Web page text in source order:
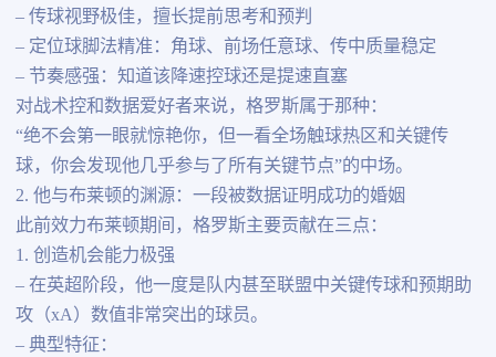
– 传球视野极佳，擅长提前思考和预判
– 定位球脚法精准：角球、前场任意球、传中质量稳定
– 节奏感强：知道该降速控球还是提速直塞
对战术控和数据爱好者来说，格罗斯属于那种：
“绝不会第一眼就惊艳你，但一看全场触球热区和关键传
球，你会发现他几乎参与了所有关键节点”的中场。
2. 他与布莱顿的渊源：一段被数据证明成功的婚姻
此前效力布莱顿期间，格罗斯主要贡献在三点：
1. 创造机会能力极强
– 在英超阶段，他一度是队内甚至联盟中关键传球和预期助
攻（xA）数值非常突出的球员。
– 典型特征：